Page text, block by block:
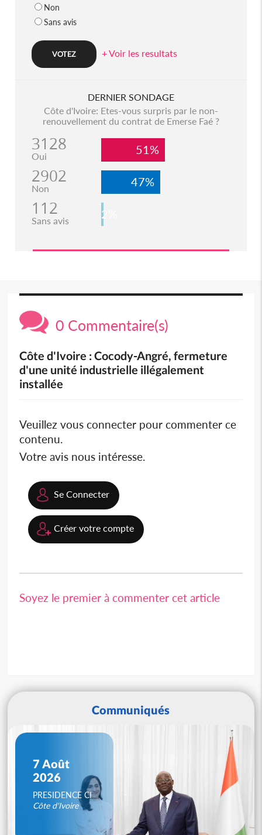
Non
Sans avis
+ Voir les resultats
DERNIER SONDAGE
Côte d'Ivoire: Etes-vous surpris par le non-
renouvellement du contrat de Emerse Faé ?
3128
Oui 51%
2902
Non 47%
112
Sans avis 2%
0 Commentaire(s)
Côte d'Ivoire : Cocody-Angré, fermeture
d'une unité industrielle illégalement
installée
Veuillez vous connecter pour commenter ce
contenu.
Votre avis nous intéresse.
Se Connecter
Créer votre compte
Soyez le premier à commenter cet article
Communiqués
7 Août
2026
PRESIDENCE CI
Côte d'Ivoire